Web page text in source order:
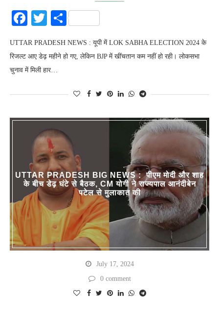
Facebook
Twitter
Share
UTTAR PRADESH NEWS : यूपी में LOK SABHA ELECTION 2024 के
रिजल्ट आए डेढ़ महीने हो गए, लेकिन BJP में खींचतान कम नहीं हो रही। लोकसभा
चुनाव में मिली हार…
UTTAR PRADESH BIG NEWS : पीएम मोदी और शाह
के बीच डेढ़ घंटे से बैठक, CM योगी ने राज्यपाल आनंदीबेन
पटेल से मुलाकात की
July 17, 2024
0 comment